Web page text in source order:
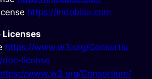
https://indobisa.com
Licenses
https://www.w3.org/Consortiu
doc-license
www.w3.org/Consortium/